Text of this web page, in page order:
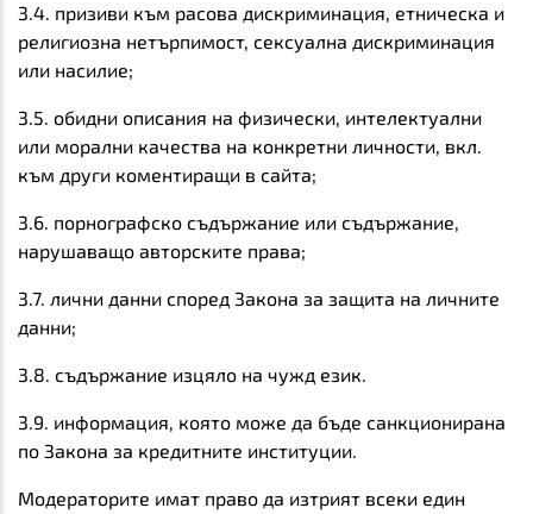
3.4. призиви към расова дискриминация, етническа и
религиозна нетърпимост, сексуална дискриминация
или насилие;
3.5. обидни описания на физически, интелектуални
или морални качества на конкретни личности, вкл.
към други коментиращи в сайта;
3.6. порнографско съдържание или съдържание,
нарушаващо авторските права;
3.7. лични данни според Закона за защита на личните
данни;
3.8. съдържание изцяло на чужд език.
3.9. информация, която може да бъде санкционирана
по Закона за кредитните институции.
Модераторите имат право да изтрият всеки един